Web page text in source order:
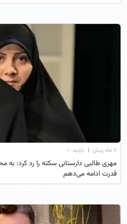
۸ ماه پیش | بازدید: 0
مهری طالبی دارستانی سکته را رد کرد: به
قدرت ادامه می‌دهم